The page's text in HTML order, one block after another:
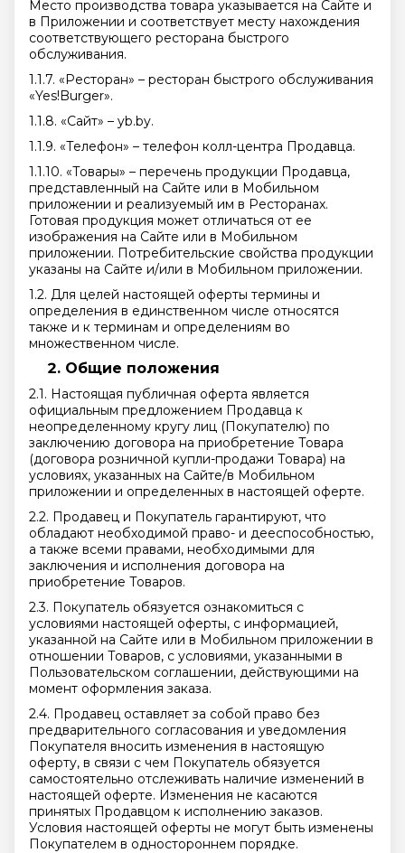
Место производства товара указывается на Сайте и
в Приложении и соответствует месту нахождения
соответствующего ресторана быстрого
обслуживания.
1.1.7. «Ресторан» – ресторан быстрого обслуживания
«Yes!Burger».
1.1.8. «Сайт» – yb.by.
1.1.9. «Телефон» – телефон колл-центра Продавца.
1.1.10. «Товары» – перечень продукции Продавца,
представленный на Сайте или в Мобильном
приложении и реализуемый им в Ресторанах.
Готовая продукция может отличаться от ее
изображения на Сайте или в Мобильном
приложении. Потребительские свойства продукции
указаны на Сайте и/или в Мобильном приложении.
1.2. Для целей настоящей оферты термины и
определения в единственном числе относятся
также и к терминам и определениям во
множественном числе.
Общие положения
2.1. Настоящая публичная оферта является
официальным предложением Продавца к
неопределенному кругу лиц (Покупателю) по
заключению договора на приобретение Товара
(договора розничной купли-продажи Товара) на
условиях, указанных на Сайте/в Мобильном
приложении и определенных в настоящей оферте.
2.2. Продавец и Покупатель гарантируют, что
обладают необходимой право- и дееспособностью,
а также всеми правами, необходимыми для
заключения и исполнения договора на
приобретение Товаров.
2.3. Покупатель обязуется ознакомиться с
условиями настоящей оферты, с информацией,
указанной на Сайте или в Мобильном приложении в
отношении Товаров, с условиями, указанными в
Пользовательском соглашении, действующими на
момент оформления заказа.
2.4. Продавец оставляет за собой право без
предварительного согласования и уведомления
Покупателя вносить изменения в настоящую
оферту, в связи с чем Покупатель обязуется
самостоятельно отслеживать наличие изменений в
настоящей оферте. Изменения не касаются
принятых Продавцом к исполнению заказов.
Условия настоящей оферты не могут быть изменены
Покупателем в одностороннем порядке.